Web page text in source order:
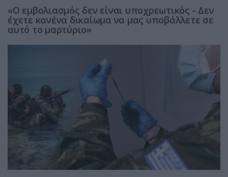
«Ο εμβολιασμός δεν είναι υποχρεωτικός - Δεν
έχετε κανένα δικαίωμα να μας υποβάλλετε σε
αυτό το μαρτύριο»